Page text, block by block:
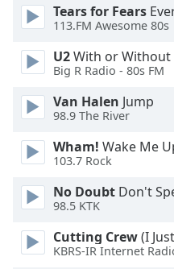
Opacity
Font
Size
Text
Edge
Style
Font
Tears for Fears
113.FM Awesome 80s
U2With or Without
Big R Radio - 80s FM
Van Halen Jump
98.9 The River
Wham! Wake Me
103.7 Rock
No Doubt Don't
98.5 KTK
Cutting Crew(I
KBRS-IR Internet